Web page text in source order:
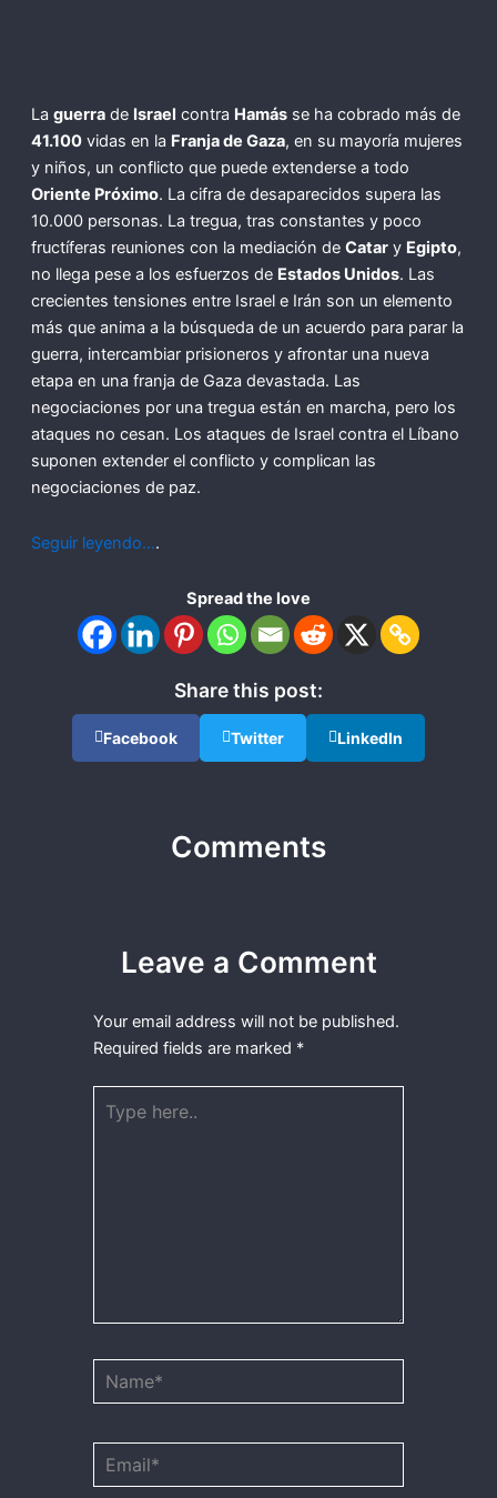
La guerrade Israel contra Hamásse ha cobrado más de
41.100vidas en la Franja de Gaza, en su mayoría mujeres
y niños, un conflicto que puede extenderse a todo
Oriente Próximo. La cifra de desaparecidos supera las
10.000 personas. La tregua, tras constantes y poco
fructíferas reuniones con la mediación de Catary Egipto,
no llega pese a los esfuerzos de Estados Unidos. Las
crecientes tensiones entre Israel e Irán son un elemento
más que anima a la búsqueda de un acuerdo para parar la
guerra, intercambiar prisioneros y afrontar una nueva
etapa en una franja de Gaza devastada. Las
negociaciones por una tregua están en marcha, pero los
ataques no cesan. Los ataques de Israel contra el Líbano
suponen extender el conflicto y complican las
negociaciones de paz.
Seguir leyendo….
Spread the love
Share this post:
Facebook Twitter LinkedIn
Comments
Leave a Comment
Your email address will not be published.
Required fields are marked *
here..